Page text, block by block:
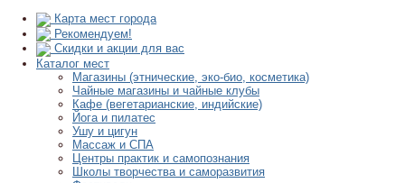
Карта мест города
Рекомендуем!
Скидки и акции для вас
Каталог мест
Магазины (этнические, эко-био, косметика)
Чайные магазины и чайные клубы
Кафе (вегетарианские, индийские)
Йога и пилатес
Ушу и цигун
Массаж и СПА
Центры практик и самопознания
Школы творчества и саморазвития